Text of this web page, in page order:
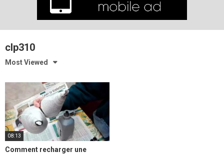
clp310
Most Viewed
08:13
Comment recharger une